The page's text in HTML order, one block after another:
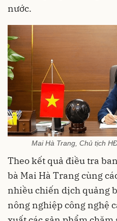
nước.
Mai Hà Trang, Chủ tịch
Theo kết quả điều tra
bà Mai Hà Trang cùng
nhiều chiến dịch quảng
nông nghiệp công nghệ